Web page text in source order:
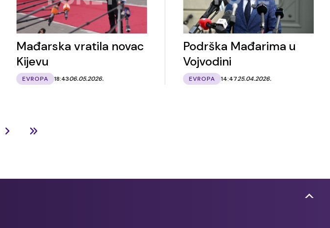
Mađarska vratila novac
Kijevu
EVROPA 18:4306.05.2026.
Podrška Mađarima u
Vojvodini
EVROPA 14:4725.04.2026.